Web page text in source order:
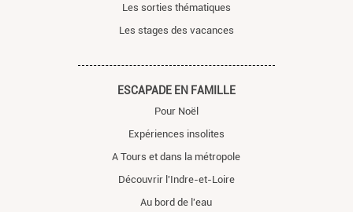
Les sorties thématiques
Les stages des vacances
ESCAPADE EN FAMILLE
Pour Noël
Expériences insolites
A Tours et dans la métropole
Découvrir l'Indre-et-Loire
Au bord de l'eau